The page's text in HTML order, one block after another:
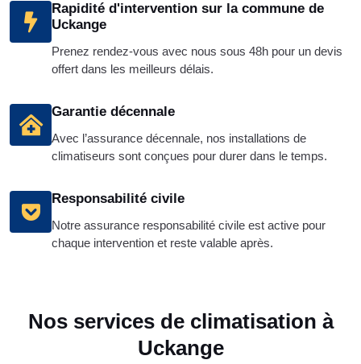
Rapidité d'intervention sur la commune de
Uckange
Prenez rendez-vous avec nous sous 48h pour un devis
offert dans les meilleurs délais.
Garantie décennale
Avec l’assurance décennale, nos installations de
climatiseurs sont conçues pour durer dans le temps.
Responsabilité civile
Notre assurance responsabilité civile est active pour
chaque intervention et reste valable après.
Nos services de climatisation à
Uckange